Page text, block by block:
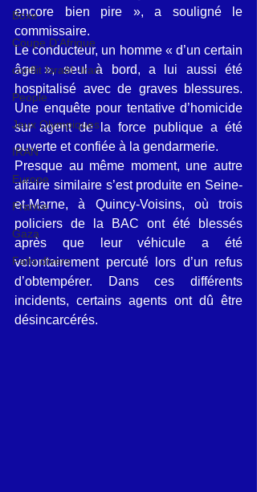
Boxe
Coupe D'Afrique
conflit Israël -Iran
People
Jeux Olympiques
IRAN
Europe
France
Gaza
Faits divers
encore bien pire », a souligné le
commissaire.
Le conducteur, un homme « d’un certain
âge », seul à bord, a lui aussi été
hospitalisé avec de graves blessures.
Une enquête pour tentative d’homicide
sur agent de la force publique a été
ouverte et confiée à la gendarmerie.
Presque au même moment, une autre
affaire similaire s’est produite en Seine-
et-Marne, à Quincy-Voisins, où trois
policiers de la BAC ont été blessés
après que leur véhicule a été
volontairement percuté lors d’un refus
d’obtempérer. Dans ces différents
incidents, certains agents ont dû être
désincarcérés.